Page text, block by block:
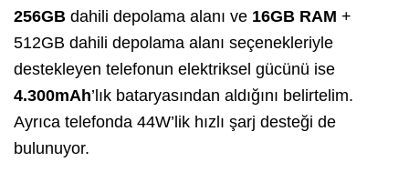
256GB dahili depolama alanı ve 16GB RAM +
512GB dahili depolama alanı seçenekleriyle
destekleyen telefonun elektriksel gücünü ise
4.300mAh’lık bataryasından aldığını belirtelim.
Ayrıca telefonda 44W’lik hızlı şarj desteği de
bulunuyor.